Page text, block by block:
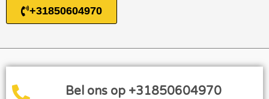
+31850604970
Bel ons op +31850604970